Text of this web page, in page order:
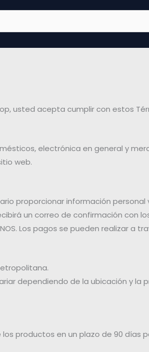
usted acepta cumplir con estos
electrónica en general y
web.
proporcionar información
un correo de confirmación con
Los pagos se pueden realizar a
dependiendo de la ubicación y
productos en un plazo de 90